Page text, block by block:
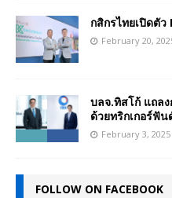
กสิกรไทยเปิดตัว
February 20,
บลจ.ทิสโก้ แถล
ด้วยทริกเกอร์ฟั
February 3, 2025
FOLLOW ON FACEBOOK